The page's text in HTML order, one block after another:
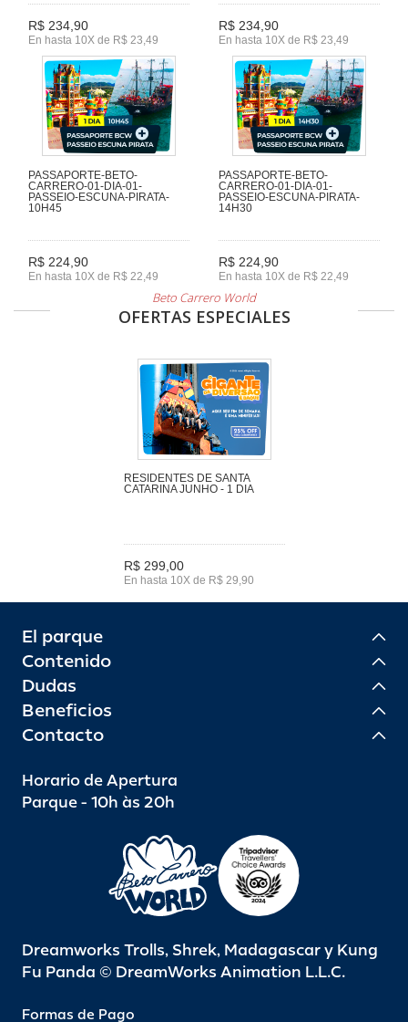
R$ 234,90
En hasta 10X de R$ 23,49
R$ 234,90
En hasta 10X de R$ 23,49
PASSAPORTE-BETO-
CARRERO-01-DIA-01-
PASSEIO-ESCUNA-PIRATA-
10H45
R$ 224,90
En hasta 10X de R$ 22,49
PASSAPORTE-BETO-
CARRERO-01-DIA-01-
PASSEIO-ESCUNA-PIRATA-
14H30
R$ 224,90
En hasta 10X de R$ 22,49
Beto Carrero World
OFERTAS ESPECIALES
RESIDENTES DE SANTA
CATARINA JUNHO - 1 DIA
R$ 299,00
En hasta 10X de R$ 29,90
El parque
Contenido
Dudas
Beneficios
Contacto
Horario de Apertura
Parque - 10h às 20h
Dreamworks Trolls, Shrek, Madagascar y Kung
Fu Panda © DreamWorks Animation L.L.C.
Formas de Pago